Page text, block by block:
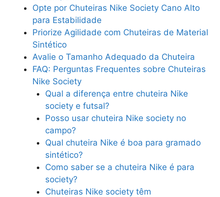
Opte por Chuteiras Nike Society Cano Alto
para Estabilidade
Priorize Agilidade com Chuteiras de Material
Sintético
Avalie o Tamanho Adequado da Chuteira
FAQ: Perguntas Frequentes sobre Chuteiras
Nike Society
Qual a diferença entre chuteira Nike
society e futsal?
Posso usar chuteira Nike society no
campo?
Qual chuteira Nike é boa para gramado
sintético?
Como saber se a chuteira Nike é para
society?
Chuteiras Nike society têm